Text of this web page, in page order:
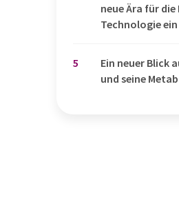
neue Ära für
Technologie ein
5
Ein neuer Blick
und seine